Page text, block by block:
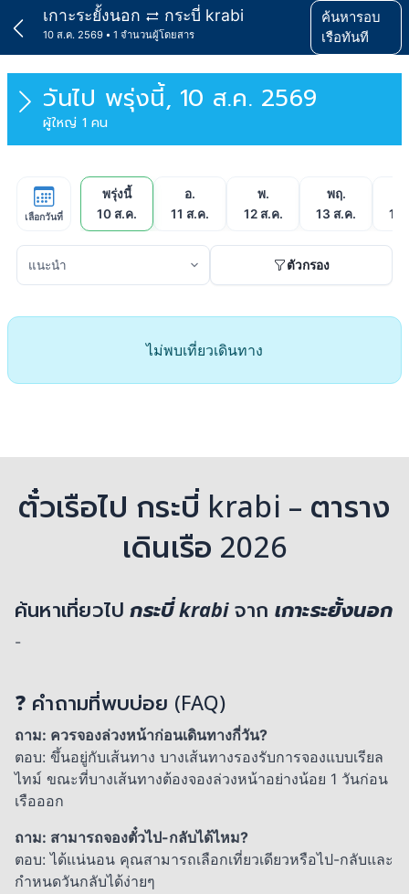
เกาะระยั้งนอก กระบี่ krabi
10 ส.ค. 2569 1 จำนวนผู้โดยสาร
ค้นหารอบ
เรือทันที
วันไป พรุ่งนี้, 10 ส.ค. 2569
ผู้ใหญ่ 1 คน
เลือกวันที่
พรุ่งนี้
10 ส.ค.
อ.
11 ส.ค.
พ.
12 ส.ค.
พฤ.
13 ส.ค.
14
ตัวกรอง
ไม่พบเที่ยวเดินทาง
ตั๋วเรือไป กระบี่ krabi – ตาราง
เดินเรือ 2026
ค้นหาเที่ยวไปกระบี่ krabiจาก เกาะระยั้งนอก
-
❓ คำถามที่พบบ่อย (FAQ)
ถาม: ควรจองล่วงหน้าก่อนเดินทางกี่วัน?
ตอบ: ขึ้นอยู่กับเส้นทาง บางเส้นทางรองรับการจองแบบเรียล
ไทม์ ขณะที่บางเส้นทางต้องจองล่วงหน้าอย่างน้อย 1 วันก่อน
เรือออก
ถาม: สามารถจองตั๋วไป-กลับได้ไหม?
ตอบ: ได้แน่นอน คุณสามารถเลือกเที่ยวเดียวหรือไป-กลับและ
กำหนดวันกลับได้ง่ายๆ